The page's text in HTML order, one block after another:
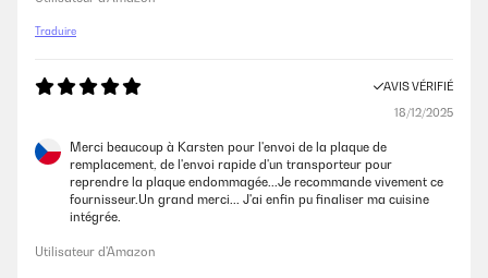
Traduire
AVIS VÉRIFIÉ
18/12/2025
Merci beaucoup à Karsten pour l'envoi de la plaque de
remplacement, de l'envoi rapide d'un transporteur pour
reprendre la plaque endommagée...Je recommande vivement ce
fournisseur.Un grand merci... J'ai enfin pu finaliser ma cuisine
intégrée.
Utilisateur d'Amazon